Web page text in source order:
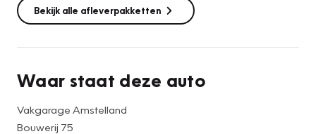
Bekijk alle afleverpakketten
Waar staat deze auto
Vakgarage Amstelland
Bouwerij 75